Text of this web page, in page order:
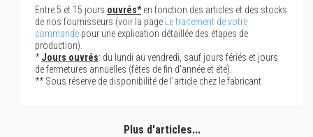
Entre 5 et 15 jours ouvrés*en fonction des articles et des stocks
de nos fournisseurs (voir la page
Le traitement de votre
commande pour une explication détaillée des étapes de
production).
*Jours ouvrés: du lundi au vendredi, sauf jours fériés et jours
de fermetures annuelles (fêtes de fin d'année et été).
** Sous réserve de disponibilité de l'article chez le fabricant
Plus d'articles...